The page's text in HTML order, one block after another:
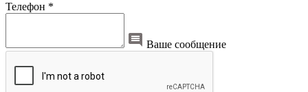
Телефон *
Ваше сообщение